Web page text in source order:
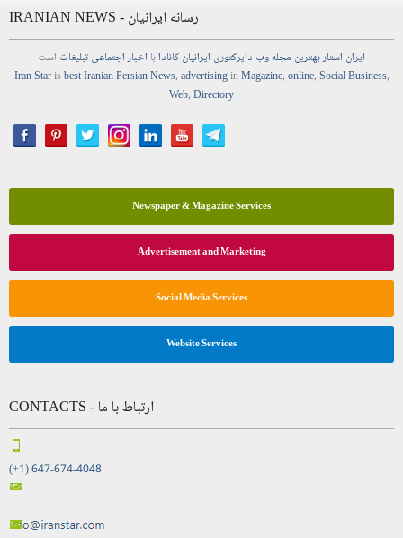
IRANIAN NEWS - رسانه ایرانیان
ایران استاربهترین مجلهوب دایرکتوری ایرانیان کانادابا اخباراجتماعیتبلیغات است
Iran Starisbest Iranian PersianNews,advertisinginMagazine,online,Social Business,
Web,Directory
Newspaper & Magazine Services
Advertisement and Marketing
Social Media Services
Website Services
CONTACTS - ارتباط با ما
(+1) 647-674-4048